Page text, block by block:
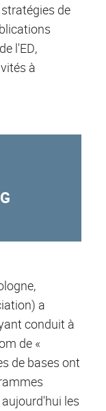
de
l'ED,
à
a
conduit à
de «
de bases ont
les